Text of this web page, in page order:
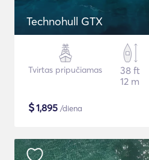
Technohull GTX
Tvirtas pripučiamas
38 ft
12 m
$1,895 /diena